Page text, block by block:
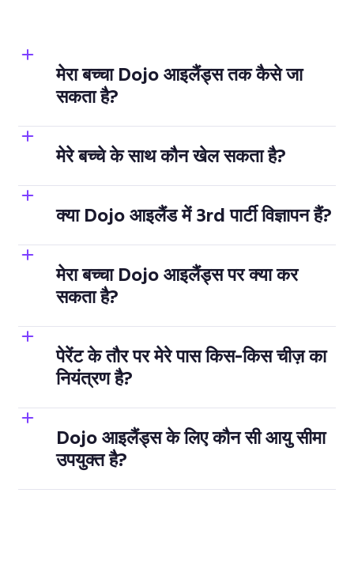
मेरा बच्चा Dojo आइलैंड्स तक कैसे जा
सकता है?
(ऐप में
अपने प्रोफ़ाइल नाम पर क्लिक करें)
(स्टूडेंट अकाउंट्स के बारे में और जानकारी यहां
दी गई है)
मेरे बच्चे के साथ कौन खेल सकता है?
क्या Dojo आइलैंड में 3rd पार्टी विज्ञापन हैं?
मेरा बच्चा Dojo आइलैंड्स पर क्या कर
सकता है?
पेरेंट के तौर पर मेरे पास किस-किस चीज़ का
नियंत्रण है?
Dojo आइलैंड्स के लिए कौन सी आयु सीमा
उपयुक्त है?